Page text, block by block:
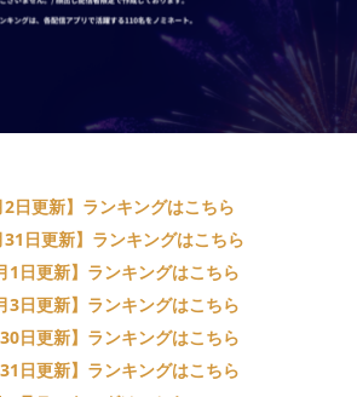
2日更新】ランキングはこちら
31日更新】ランキングはこちら
1日更新】ランキングはこちら
3日更新】ランキングはこちら
30日更新】ランキングはこちら
31日更新】ランキングはこちら